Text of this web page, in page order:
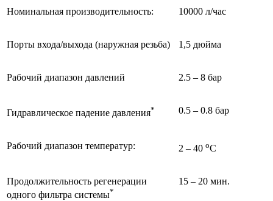
Номинальная производительность: 10000 л/час
Порты входа/выхода (наружная резьба) 1,5 дюйма
Рабочий диапазон давлений 2.5 – 8 бар
Гидравлическое падение давления* 0.5 – 0.8 бар
Рабочий диапазон температур: 2 – 40 oС
Продолжительность регенерации
одного фильтра системы*
15 – 20 мин.